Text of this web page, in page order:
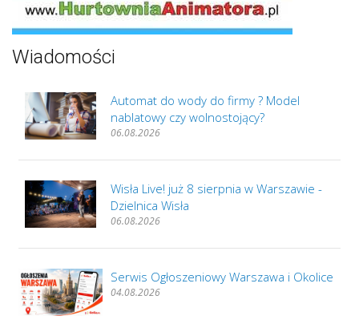
Wiadomości
Automat do wody do firmy ? Model
nablatowy czy wolnostojący?
06.08.2026
Wisła Live! już 8 sierpnia w Warszawie -
Dzielnica Wisła
06.08.2026
Serwis Ogłoszeniowy Warszawa i Okolice
04.08.2026